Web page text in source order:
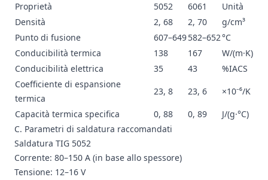
Proprietà
5052 6061
Unità
Densità
2, 68 2, 70
g/cm³
Punto di fusione
607–649582–652°C
Conducibilità termica
138 167
W/(m·K)
Conducibilità elettrica
35 43
%IACS
Coefficiente di espansione
termica
23, 8 23, 6
×10⁻⁶/K
Capacità termica specifica
0, 88 0, 89
J/(g·°C)
C. Parametri di saldatura raccomandati
Saldatura TIG 5052
Corrente: 80–150 A (in base allo spessore)
Tensione: 12–16 V